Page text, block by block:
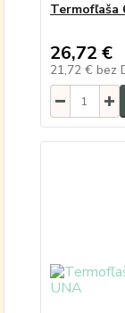
Termofľaša
26,72 €
21,72 € bez